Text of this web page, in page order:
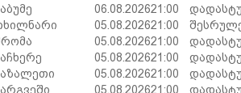
06.08.202621:00
05.08.202621:00
05.08.202621:00
05.08.202621:00
05.08.202621:00
05.08.202621:00